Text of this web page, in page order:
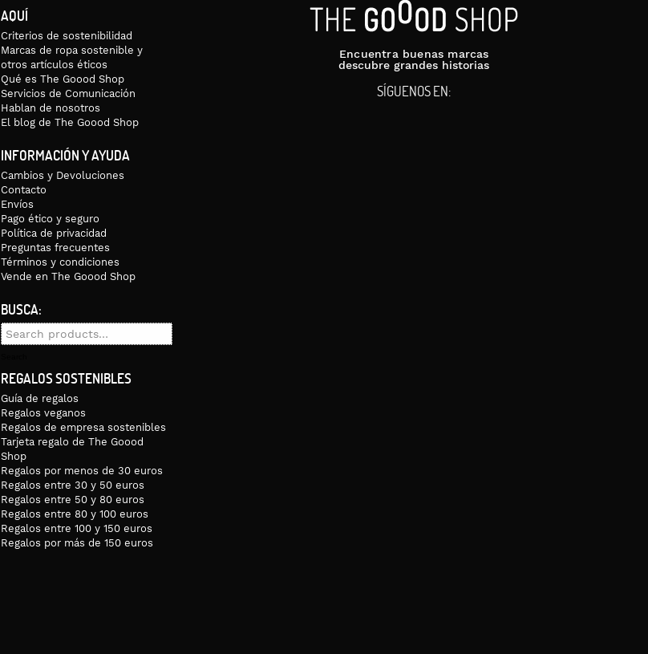
AQUÍ
Criterios de sostenibilidad
Marcas de ropa sostenible y
otros artículos éticos
Qué es The Goood Shop
Servicios de Comunicación
Hablan de nosotros
El blog de The Goood Shop
INFORMACIÓN Y AYUDA
Cambios y Devoluciones
Contacto
Envíos
Pago ético y seguro
Política de privacidad
Preguntas frecuentes
Términos y condiciones
Vende en The Goood Shop
BUSCA:
Search
REGALOS SOSTENIBLES
Guía de regalos
Regalos veganos
Regalos de empresa sostenibles
Tarjeta regalo de The Goood
Shop
Regalos por menos de 30 euros
Regalos entre 30 y 50 euros
Regalos entre 50 y 80 euros
Regalos entre 80 y 100 euros
Regalos entre 100 y 150 euros
Regalos por más de 150 euros
Encuentra buenas marcas
descubre grandes historias
SÍGUENOS EN: